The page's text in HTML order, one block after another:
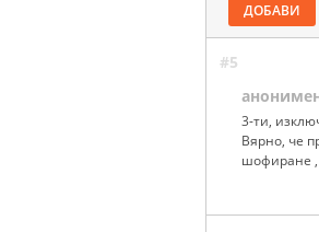
ДОБАВИ
#5
3-ти,
Вярно, че
шофиране ,